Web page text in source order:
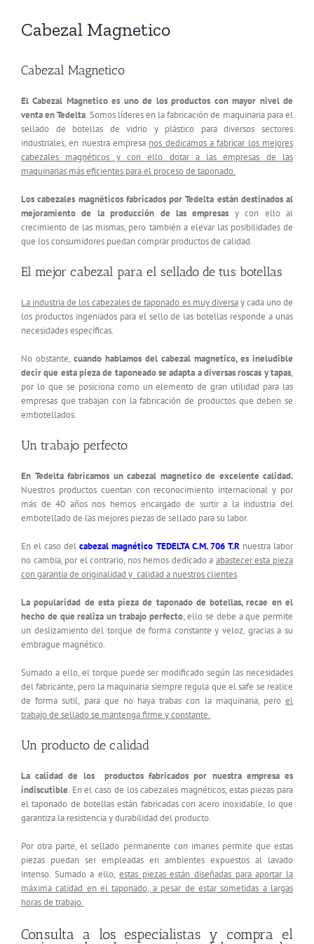
Cabezal Magnetico
Cabezal Magnetico
El Cabezal Magnetico es uno de los productos con mayor nivel de
venta en Tedelta. Somos líderes en la fabricación de maquinaria para el
sellado de botellas de vidrio y plástico para diversos sectores
industriales, en nuestra empresa nos dedicamos a fabricar los mejores
cabezales magnéticos y con ello dotar a las empresas de las
maquinarias más eficientes para el proceso de taponado.
Los cabezales magnéticos fabricados por Tedelta están destinados al
mejoramiento de la producción de las empresas y con ello al
crecimiento de las mismas, pero también a elevar las posibilidades de
que los consumidores puedan comprar productos de calidad.
El mejor cabezal para el sellado de tus botellas
La industria de los cabezales de taponado es muy diversay cada uno de
los productos ingeniados para el sello de las botellas responde a unas
necesidades específicas.
No obstante, cuando hablamos del cabezal magnetico, es ineludible
decir que esta pieza de taponeado se adapta a diversas roscas y tapas,
por lo que se posiciona como un elemento de gran utilidad para las
empresas que trabajan con la fabricación de productos que deben se
embotellados.
Un trabajo perfecto
En Tedelta fabricamos un cabezal magnetico de excelente calidad.
Nuestros productos cuentan con reconocimiento internacional y por
más de 40 años nos hemos encargado de surtir a la industria del
embotellado de las mejores piezas de sellado para su labor.
En el caso delcabezal magnético TEDELTA C.M. 706 T.Rnuestra labor
no cambia, por el contrario, nos hemos dedicado a abastecer esta pieza
con garantía de originalidad y calidad a nuestros clientes.
La popularidad de esta pieza de taponado de botellas, recae en el
hecho de que realiza un trabajo perfecto; ello se debe a que permite
un deslizamiento del torque de forma constante y veloz, gracias a su
embrague magnético.
Sumado a ello, el torque puede ser modificado según las necesidades
del fabricante, pero la maquinaria siempre regula que el safe se realice
de forma sutil, para que no haya trabas con la maquinaria, pero el
trabajo de sellado se mantenga firme y constante.
Un producto de calidad
La calidad de los productos fabricados por nuestra empresa es
indiscutible. En el caso de los cabezales magnéticos, estas piezas para
el taponado de botellas están fabricadas con acero inoxidable, lo que
garantiza la resistencia y durabilidad del producto.
Por otra parte, el sellado permanente con imanes permite que estas
piezas puedan ser empleadas en ambientes expuestos al lavado
intenso. Sumado a ello, estas piezas están diseñadas para aportar la
máxima calidad en el taponado, a pesar de estar sometidas a largas
horas de trabajo.
Consulta a los especialistas y compra el